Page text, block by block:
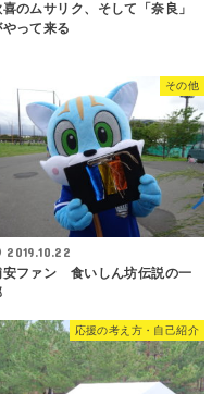
喜のムサリク、そして「奈良」
やって来る
その他
2019.10.22
安ファン 食いしん坊伝説の一
応援の考え方・自己紹介